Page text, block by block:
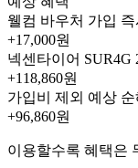
웰컴 바우처 가입
+17,000원
넥센타이어 SUR4G
+118,860원
가입비 제외 예상 순
+96,860원
이용할수록 혜택은